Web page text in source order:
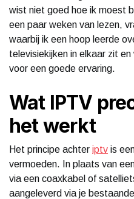
wist niet goed hoe ik moest
een paar weken van lezen,
waarbij ik een hoop leerde
televisiekijken in elkaar zit
voor een goede ervaring.
Wat IPTV
het werkt
Het principe achter iptv is
vermoeden. In plaats van
via een coaxkabel of
aangeleverd via je